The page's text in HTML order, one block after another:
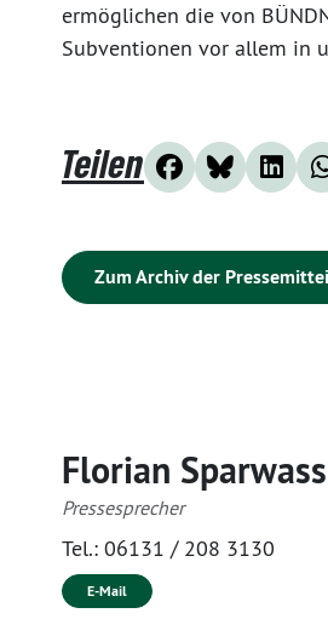
ermöglichen die von
Subventionen vor allem in
Teilen
Zum Archiv der
Florian
Pressesprecher
Tel.: 06131 / 208 3130
E-Mail